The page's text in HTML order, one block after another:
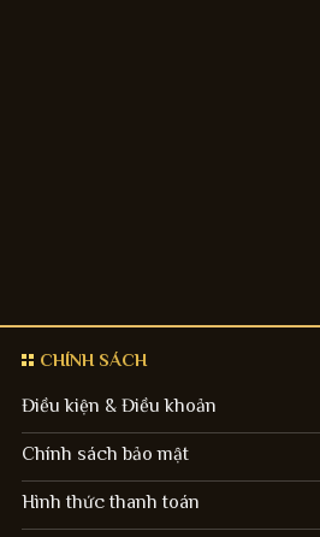
CHÍNH SÁCH
Điều kiện & Điều khoản
Chính sách bảo mật
Hình thức thanh toán